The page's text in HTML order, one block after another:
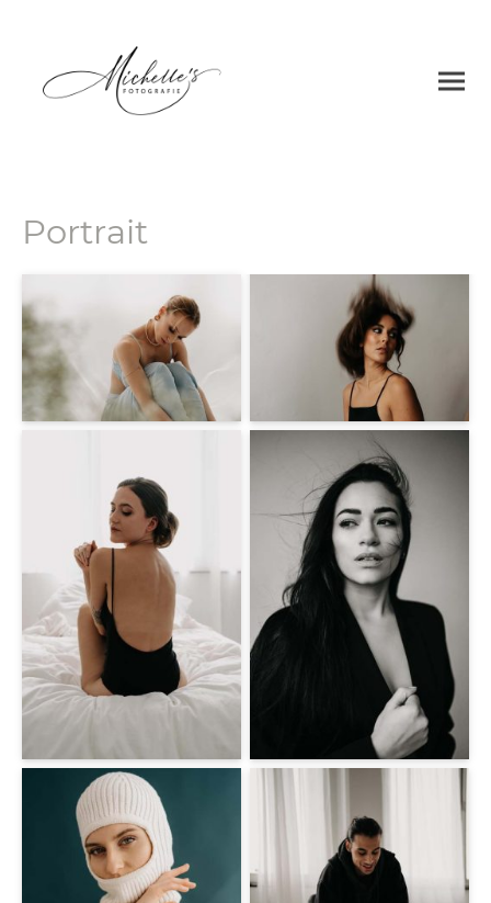
Portrait